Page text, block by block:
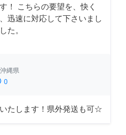
！ こちらの要望を、快く
迅速に対応して下さいまし
た。
沖縄県
0
いたします！県外発送も可☆